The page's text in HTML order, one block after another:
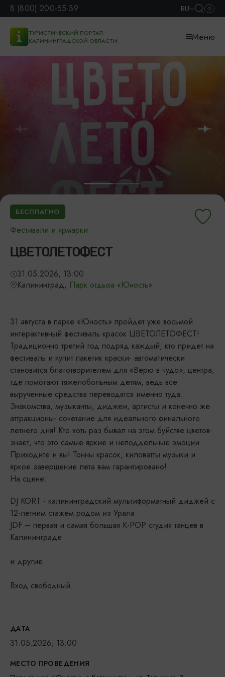
8 (800) 200-55-39 RU
ТУРИСТИЧЕСКИЙ ПОРТАЛ
КАЛИНИНГРАДСКОЙ ОБЛАСТИ
Меню
БЕСПЛАТНО
Фестивали и ярмарки
ЦВЕТОЛЕТОФЕСТ
31.05.2026, 13:00
Калининград, Парк отдыха «Юность»
31 августа в парке «Юность» пройдет уже восьмой
интерактивный фестиваль красок ЦВЕТОЛЕТОФЕСТ!
Традиционно третий год подряд каждый, кто придет на
фестиваль и купит пакетик краски- автоматически
становится благотворителем для «Верю в чудо», центра,
где помогают тяжелобольным детям, ведь все
вырученные средства переводятся именно туда.
Знакомства, музыканты, диджеи, артисты и конечно же
аттракционы- сочетание для идеального финального
летнего дня! Кто хоть раз бывал на этом буйстве цветов-
знает, что это самые яркие и неподдельные эмоции.
Приходите и вы! Тонны красок, киловатты музыки и
яркое завершение лета вам гарантировано!
На сцене:
DJ KORT - калининградский мультиформатный диджей с
12-летним стажем родом из Урала
JDF – первая и самая большая К-РОР студия танцев в
Калининграде
и другие.
Вход свободный.
ДАТА
31.05.2026, 13:00
МЕСТО ПРОВЕДЕНИЯ